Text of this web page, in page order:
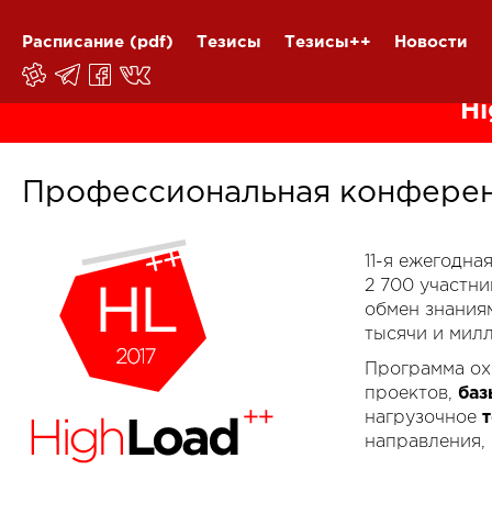
Расписание (pdf) Тезисы Тезисы++ Новости
Профессиональная
11-я
2 700
обмен
тысячи и
Программа
проектов,
нагрузочное